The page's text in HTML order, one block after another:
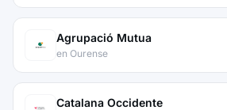
Agrupació Mutua
en Ourense
Catalana Occidente